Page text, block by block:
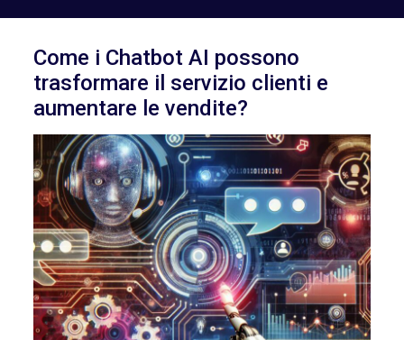
Come i Chatbot AI possono
trasformare il servizio clienti e
aumentare le vendite?